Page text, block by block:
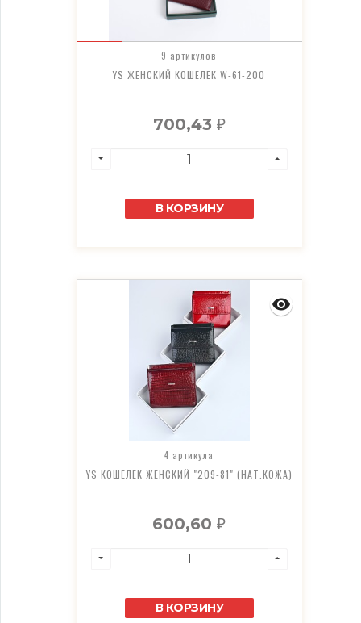
9 артикулов
YS ЖЕНСКИЙ КОШЕЛЕК W-61-200
700,43 ₽
В КОРЗИНУ
4 артикула
YS КОШЕЛЕК ЖЕНСКИЙ "209-81" (НАТ.КОЖА)
600,60₽
В КОРЗИНУ